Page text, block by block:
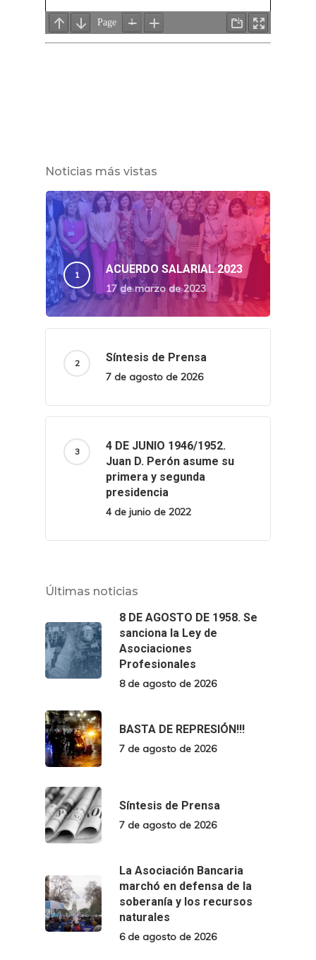
Noticias más vistas
ACUERDO SALARIAL 2023
17 de marzo de 2023
Síntesis de Prensa
7 de agosto de 2026
4 DE JUNIO 1946/1952.
Juan D. Perón asume su
primera y segunda
presidencia
4 de junio de 2022
Últimas noticias
8 DE AGOSTO DE 1958. Se
sanciona la Ley de
Asociaciones
Profesionales
8 de agosto de 2026
BASTA DE REPRESIÓN!!!
7 de agosto de 2026
Síntesis de Prensa
7 de agosto de 2026
La Asociación Bancaria
marchó en defensa de la
soberanía y los recursos
naturales
6 de agosto de 2026